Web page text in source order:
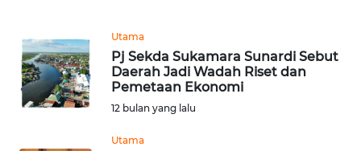
Utama
Pj Sekda Sukamara Sunardi Sebut
Daerah Jadi Wadah Riset dan
Pemetaan Ekonomi
12 bulan yang lalu
Utama
WN
NIAS
WN